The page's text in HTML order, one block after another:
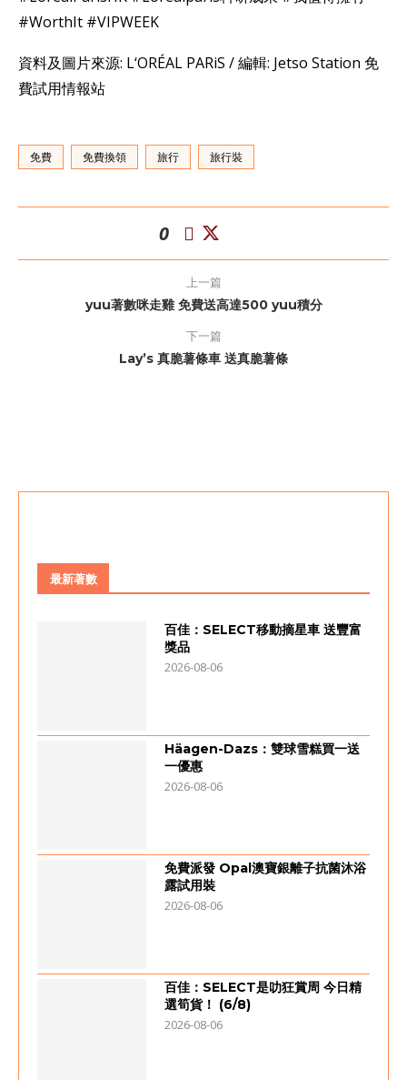
#WorthIt #VIPWEEK
資料及圖片來源: L‘ORÉAL PARiS / 編輯: Jetso Station 免
費試用情報站
免費 免費換領 旅行 旅行裝
0
上一篇
yuu著數咪走雞 免費送高達500 yuu積分
下一篇
Lay’s 真脆薯條車 送真脆薯條
最新著數
百佳：SELECT移動摘星車 送豐富
獎品
2026-08-06
Häagen-Dazs：雙球雪糕買一送
一優惠
2026-08-06
免費派發 Opal澳寶銀離子抗菌沐浴
露試用裝
2026-08-06
百佳：SELECT是叻狂賞周 今日精
選筍貨！ (6/8)
2026-08-06